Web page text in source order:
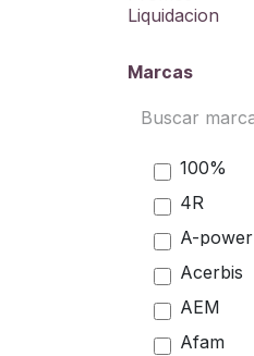
Liquidacion
Marcas
100%
4R
A-power
Acerbis
AEM
Afam